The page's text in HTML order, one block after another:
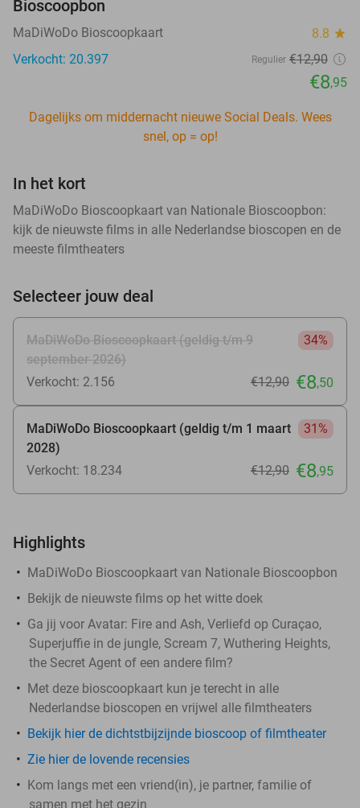
Bioscoopbon
MaDiWoDo Bioscoopkaart 8.8 star
Verkocht: 20.397 Regulier €12,90
€8,95
Dagelijks om middernacht nieuwe Social Deals. Wees
snel, op = op!
In het kort
MaDiWoDo Bioscoopkaart van Nationale Bioscoopbon:
kijk de nieuwste films in alle Nederlandse bioscopen en de
meeste filmtheaters
Selecteer jouw deal
MaDiWoDo Bioscoopkaart (geldig t/m 9
september 2026)
34%
Verkocht: 2.156 €12,90 €8,50
MaDiWoDo Bioscoopkaart (geldig t/m 1 maart
2028)
31%
Verkocht: 18.234 €12,90 €8,95
Highlights
MaDiWoDo Bioscoopkaart van Nationale Bioscoopbon
Bekijk de nieuwste films op het witte doek
Ga jij voor Avatar: Fire and Ash, Verliefd op Curaçao,
Superjuffie in de jungle, Scream 7, Wuthering Heights,
the Secret Agent of een andere film?
Met deze bioscoopkaart kun je terecht in alle
Nederlandse bioscopen en vrijwel alle filmtheaters
Bekijk hier de dichtstbijzijnde bioscoop of filmtheater
Zie hier de lovende recensies
Kom langs met een vriend(in), je partner, familie of
samen met het gezin